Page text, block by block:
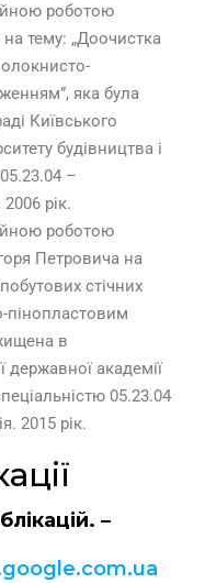
роботою
тему: „Доочистка
яка була
Київського
будівництва і
–
рік.
роботою
Петровича на
стічних
пінопластовим
в
державної академії
05.23.04
2015 рік.
–